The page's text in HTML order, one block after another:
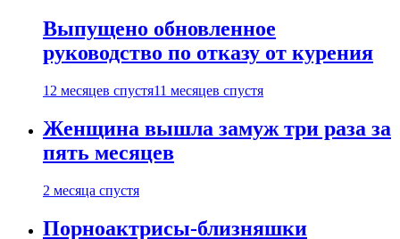
Выпущено обновленное
руководство по отказу от курения
12 месяцев спустя11 месяцев спустя
Женщина вышла замуж три раза за
пять месяцев
2 месяца спустя
Порноактрисы-близняшки